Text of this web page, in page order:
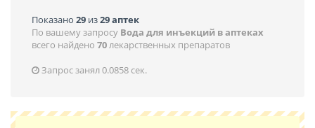
Показано 29 из29 аптек
По вашему запросу Вода для инъекций в аптеках
всего найдено 70лекарственных препаратов
Запрос занял 0.0858 сек.